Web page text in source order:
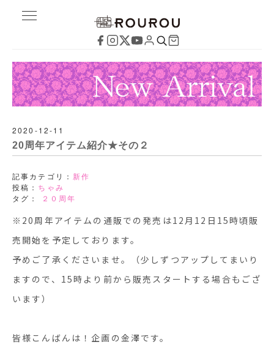
2020-12-11
20周年アイテム紹介★その２
記事カテゴリ： 新作
投稿： ちゃみ
タグ：
２０周年
※20周年アイテムの通販での発売は12月12日15時頃販
売開始を予定しております。
予めご了承くださいませ。（少しずつアップしてまいり
ますので、15時より前から販売スタートする場合もござ
います）
皆様こんばんは！企画の金澤です。